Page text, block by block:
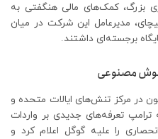
بزرگ، کمک‌های مالی هنگفتی به
مدیرعامل این شرکت در میان
برجسته‌ای داشتند.
هوش مصنوعی
مرکز تنش‌های ایالات متحده و
تعرفه‌های جدیدی بر واردات
را علیه گوگل اعلام کرد و